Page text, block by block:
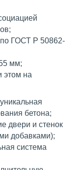
по ГОСТ Р 50862-
мм;
этом на
бетона;
двери и стенок
добавками);
система